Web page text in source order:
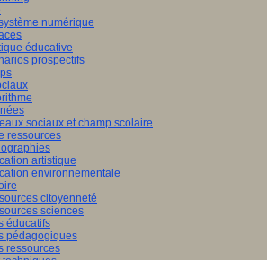
numérique
éducative
prospectifs
sociaux et champ scolaire
ressources
artistique
environnementale
citoyenneté
sciences
éducatifs
pédagogiques
ressources